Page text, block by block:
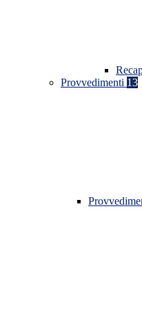
Provvedimenti 13